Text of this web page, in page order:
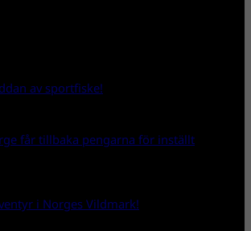
av sportfiske!
får tillbaka pengarna för inställt
i Norges Vildmark!